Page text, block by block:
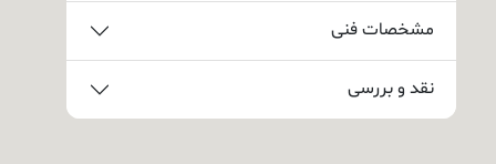
مشخصات فنی
نقد و بررسی